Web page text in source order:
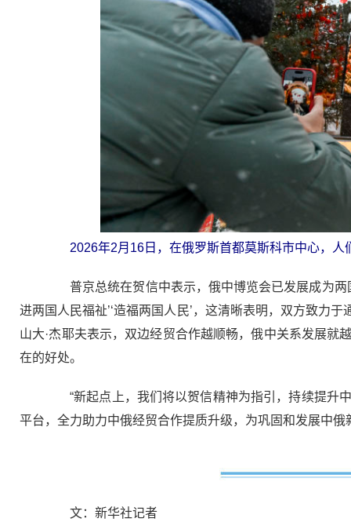
2026年2月16日，在俄罗斯首都莫斯科市中心，
普京总统在贺信中表示，俄中博览会已发展成为两
进两国人民福祉’‘造福两国人民’，这清晰表明，双方致力
山大·杰耶夫表示，双边经贸合作越顺畅，俄中关系发展
在的好处。
“新起点上，我们将以贺信精神为指引，持续提升中
平台，全力助力中俄经贸合作提质升级，为巩固和发展中
文：新华社记者